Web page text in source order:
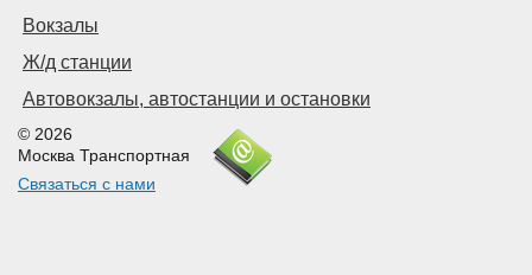
Вокзалы
Ж/д станции
Автовокзалы, автостанции и остановки
© 2026
Москва Транспортная
Связаться с нами